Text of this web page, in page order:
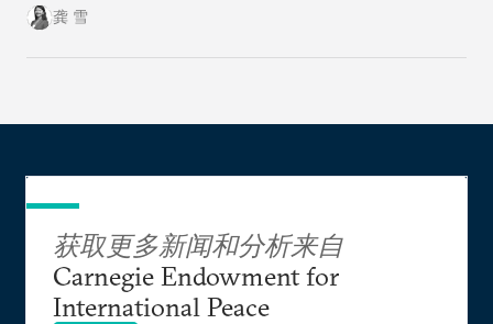
球北方的雄心计划远非十拿九稳。
龚 雪
获取更多新闻和分析来自
Carnegie Endowment for
International Peace